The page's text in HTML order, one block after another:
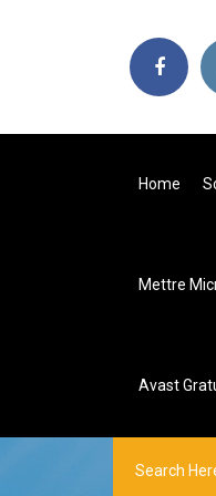
Home
Mettre
Avast